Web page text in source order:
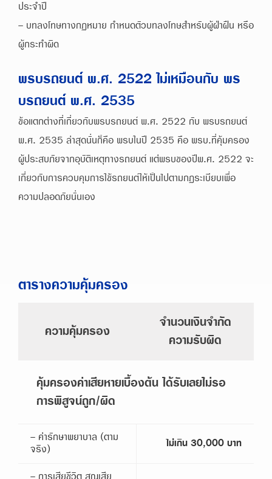
ประจำปี
- บทลงโทษทางกฏหมาย กำหนดตัวบทลงโทษสำหรับผู้ฝ่าฝืน หรือ
ผู้กระทำผิด
พรบรถยนต์ พ.ศ. 2522 ไม่เหมือนกับ พร
บรถยนต์ พ.ศ. 2535
ข้อแตกต่างที่เกี่ยวกับพรบรถยนต์ พ.ศ. 2522 กับ พรบรถยนต์
พ.ศ. 2535 ล่าสุดนั่นก็คือ พรบในปี 2535 คือ พรบ.ที่คุ้มครอง
ผู้ประสบภัยจากอุบัติเหตุทางรถยนต์ แต่พรบของปีพ.ศ. 2522 จะ
เกี่ยวกับการควบคุมการใช้รถยนต์ให้เป็นไปตามกฎระเบียบเพื่อ
ความปลอดภัยนั่นเอง
ตารางความคุ้มครอง
ความคุ้มครอง
จำนวนเงินจำกัด
ความรับผิด
คุ้มครองค่าเสียหายเบื้องต้น ได้รับเลยไม่รอ
การพิสูจน์ถูก/ผิด
- ค่ารักษาพยาบาล (ตาม
จริง)
ไม่เกิน 30,000 บาท